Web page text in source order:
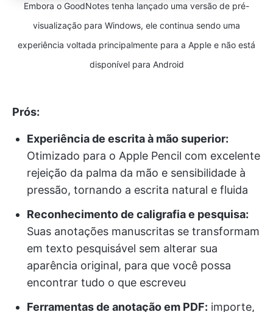
Embora o GoodNotes tenha lançado uma versão de pré-
visualização para Windows, ele continua sendo uma
experiência voltada principalmente para a Apple e não está
disponível para Android
Prós:
Experiência de escrita à mão superior:
Otimizado para o Apple Pencil com excelente
rejeição da palma da mão e sensibilidade à
pressão, tornando a escrita natural e fluida
Reconhecimento de caligrafia e pesquisa:
Suas anotações manuscritas se transformam
em texto pesquisável sem alterar sua
aparência original, para que você possa
encontrar tudo o que escreveu
Ferramentas de anotação em PDF: importe,